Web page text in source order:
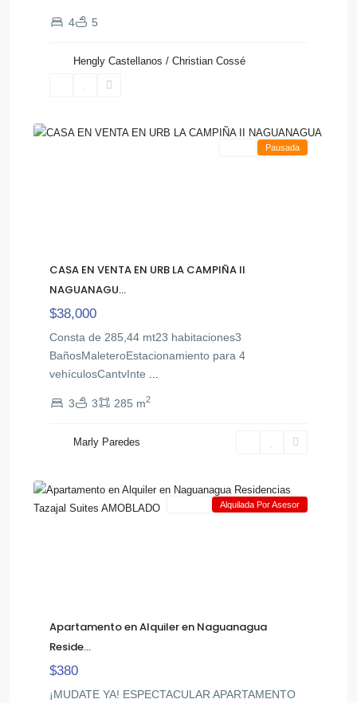
4 5
Hengly Castellanos / Christian Cossé
Campiña
Pausada
CASA EN VENTA EN URB LA CAMPIÑA II
NAGUANAGU...
$38,000
Consta de 285,44 mt23 habitaciones3
BañosMaleteroEstacionamiento para 4
vehículosCantvInte
3 3 285 m2
Marly Paredes
Tazajal,
Alquilada Por Asesor
Apartamento en Alquiler en Naguanagua
Reside...
$380
¡MUDATE YA! ESPECTACULAR APARTAMENTO